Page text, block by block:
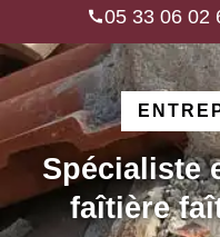
05 33 06 02
Spécialiste
faîtière